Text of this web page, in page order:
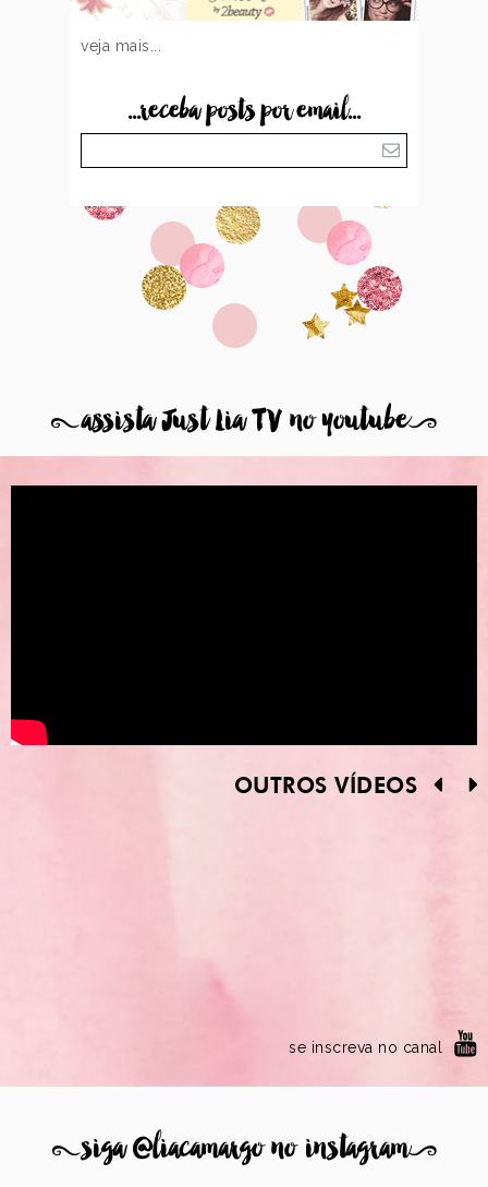
veja mais...
...receba posts por email...
8assista Just Lia TV no youtube9
OUTROS VÍDEOS
se inscreva no canal
8siga @liacamargo no instagram9